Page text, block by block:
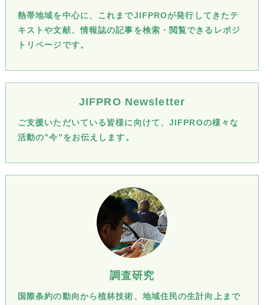
熱帯地域を中心に、これまでJIFPROが発行してきたテ
キストや文献、情報誌の記事を検索・閲覧できるレポジ
トリページです。
JIFPRO Newsletter
ご支援いただいている皆様に向けて、JIFPROの様々な
活動の”今”をお伝えします。
調査研究
国際条約の動向から植林技術、地域住民の生計向上まで